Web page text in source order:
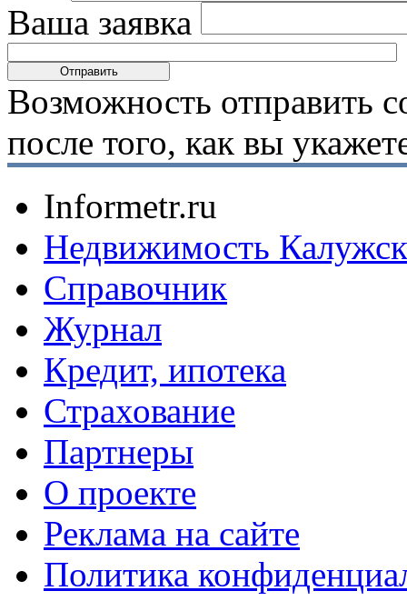
Ваша заявка
Возможность отправить
после того, как вы
Informetr.ru
Недвижимость
Справочник
Журнал
Кредит, ипотека
Страхование
Партнеры
O проекте
Реклама на сайте
Политика